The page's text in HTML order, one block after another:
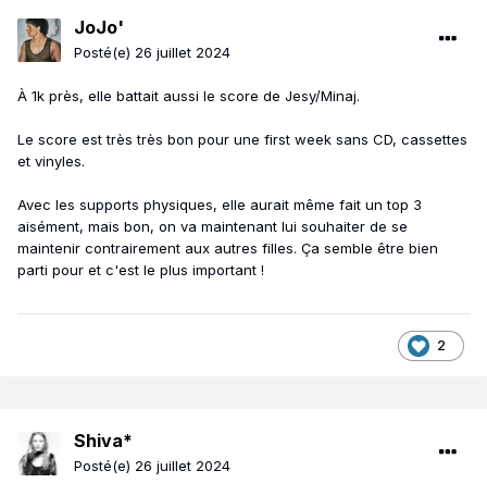
JoJo'
Posté(e) 26 juillet 2024
À 1k près, elle battait aussi le score de Jesy/Minaj.
Le score est très très bon pour une first week sans CD, cassettes
et vinyles.
Avec les supports physiques, elle aurait même fait un top 3
aisément, mais bon, on va maintenant lui souhaiter de se
maintenir contrairement aux autres filles. Ça semble être bien
parti pour et c'est le plus important !
2
Shiva*
Posté(e) 26 juillet 2024